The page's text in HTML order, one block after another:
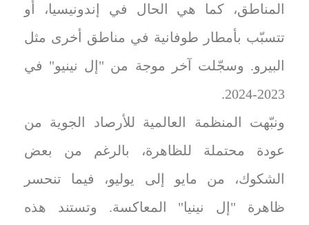
المناطق، كما هي الحال في إندونيسيا، أو
تتسبّب بأمطار طوفانية في مناطق أخرى مثل
البيرو. وسجّلت آخر موجة من "إل نينيو" في
2023-2024.
ونبّهت المنظمة العالمية للأرصاد الجوية من
عودة محتملة للظاهرة، بالرغم من بعض
الشكوك، من مايو إلى يوليو، فيما تنحسر
ظاهرة "إل نينيا" المعاكسة. وتستند هذه